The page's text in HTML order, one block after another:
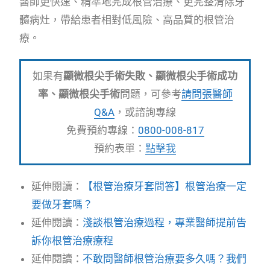
髓病灶，帶給患者相對低風險、高品質的根管治
療。
如果有顯微根尖手術失敗、顯微根尖手術成功
率、顯微根尖手術問題，可參考請問張醫師
Q&A ，或諮詢專線
免費預約專線： 0800-008-817
預約表單： 點擊我
延伸閱讀：
【根管治療牙套問答】根管治療一定
要做牙套嗎？
延伸閱讀：淺談根管治療過程，專業醫師提前告
訴你根管治療療程
延伸閱讀： 不敢問醫師根管治療要多久嗎？我們